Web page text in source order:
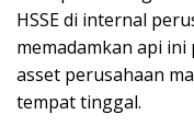
HSSE di internal
memadamkan api
asset perusahaan
tempat tinggal.